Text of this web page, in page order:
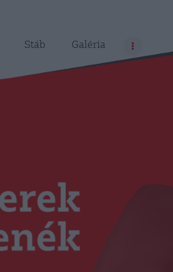
Stáb Galéria